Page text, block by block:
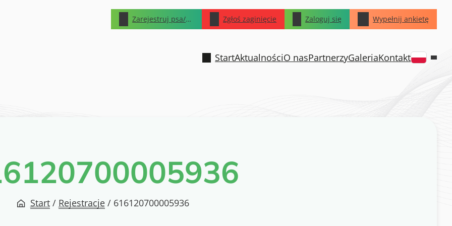
Zarejestruj psa/kota Zgłoś zaginięcie Zaloguj się Wypełnij ankietę
StartAktualnościO nasPartnerzyGaleriaKontakt
Start / Rejestracje / 616120700005936